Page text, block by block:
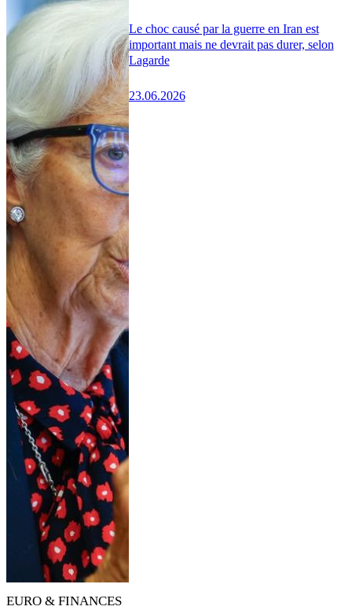
Le choc causé par la guerre en Iran est
important mais ne devrait pas durer, selon
Lagarde
23.06.2026
EURO & FINANCES